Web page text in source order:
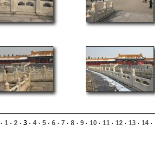
· 1 · 2 · 3 · 4· 5 · 6 · 7 · 8 · 9 · 10 · 11 · 12 · 13 · 14·